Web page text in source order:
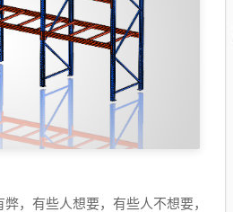
，有些人想要，有些人不想要，